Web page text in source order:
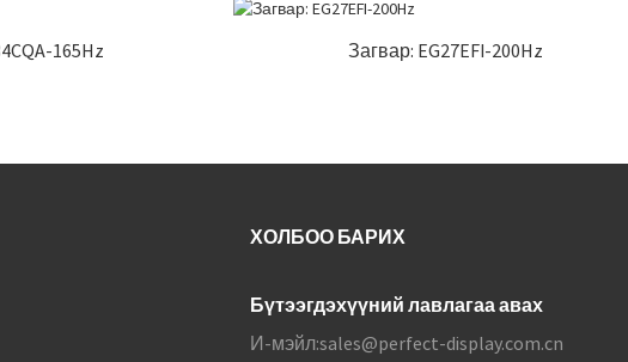
165Hz Загвар: EG27EFI-200Hz
ХОЛБОО БАРИХ
Бүтээгдэхүүний лавлагаа авах
И-мэйл:sales@perfect-display.com.cn